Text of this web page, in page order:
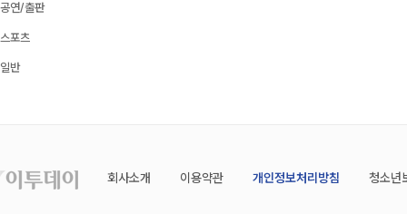
공연/출판
스포츠
일반
회사소개 이용약관 개인정보처리방침 청소년